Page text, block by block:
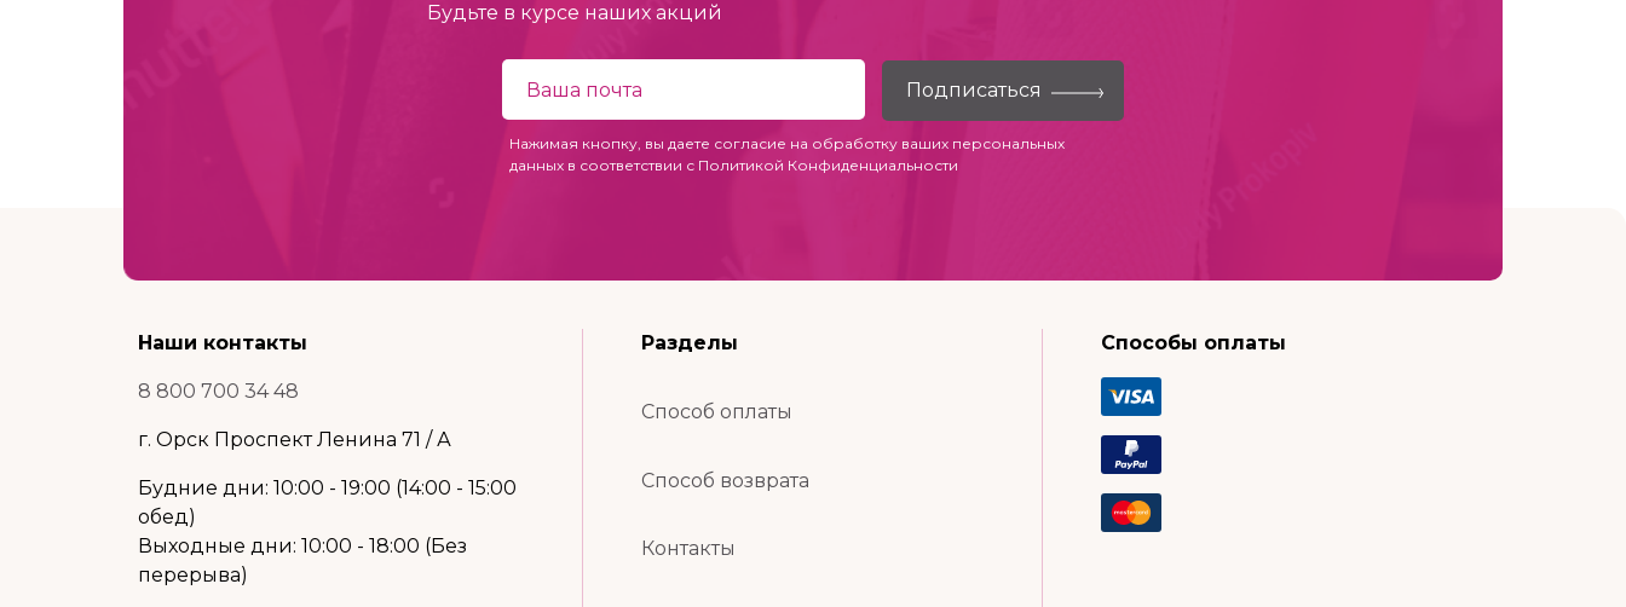
Будьте в курсе наших акций
Нажимая кнопку, вы даете согласие на обработку ваших персональных
данных в соответствии с Политикой Конфиденциальности
Наши контакты
8 800 700 34 48
г. Орск Проспект Ленина 71 / А
Будние дни: 10:00 - 19:00 (14:00 - 15:00
обед)
Выходные дни: 10:00 - 18:00 (Без
перерыва)
Разделы
Способ оплаты
Способ возврата
Контакты
Способы оплаты